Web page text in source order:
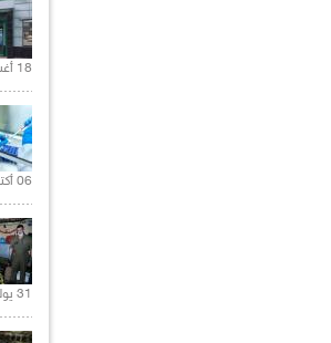
18 أغسطس 2020 |
06 أكتوبر 2021 |
31 يوليو 2021 |